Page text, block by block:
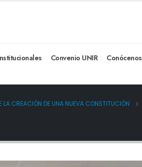
Convenio UNIR Conócenos
LA CREACIÓN DE UNA NUEVA CONSTITUCIÓN